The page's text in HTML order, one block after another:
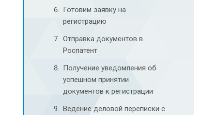
Готовим заявку на
регистрацию
Отправка документов в
Роспатент
Получение уведомления об
успешном принятии
документов к регистрации
Ведение деловой переписки с